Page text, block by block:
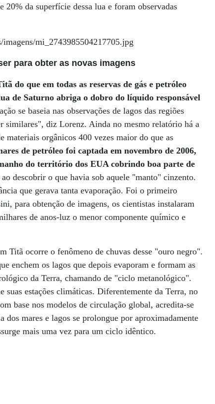
20% da superfície dessa lua e foram observadas
para obter as novas imagens
do que em todas as reservas de gás e petróleo
de Saturno abriga o dobro do líquido responsável
se baseia nas observações de lagos das regiões
similares", diz Lorenz. Ainda no mesmo relatório há a
materiais orgânicos 400 vezes maior do que as
de petróleo foi captada em novembro de 2006,
do território dos EUA cobrindo boa parte de
descobrir o que havia sob aquele "manto" cinzento.
que gerava tanta evaporação. Foi o primeiro
para obtenção de imagens, os cientistas instalaram
de anos-luz o menor componente químico e
Titã ocorre o fenômeno de chuvas desse "ouro negro".
enchem os lagos que depois evaporam e formam as
da Terra, chamando de "ciclo metanológico".
estações climáticas. Diferentemente da Terra, no
base nos modelos de circulação global, acredita-se
dos mares e lagos se prolongue por aproximadamente
mais uma vez para um ciclo idêntico.